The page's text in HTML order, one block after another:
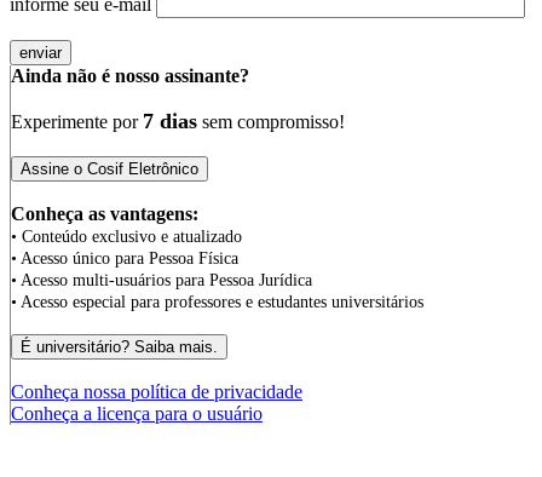
Ainda não é nosso assinante?
Experimente por 7 dias sem compromisso!
Conheça as vantagens:
• Conteúdo exclusivo e atualizado
• Acesso único para Pessoa Física
• Acesso multi-usuários para Pessoa Jurídica
• Acesso especial para professores e estudantes universitários
Conheça nossa política de privacidade
Conheça a licença para o usuário